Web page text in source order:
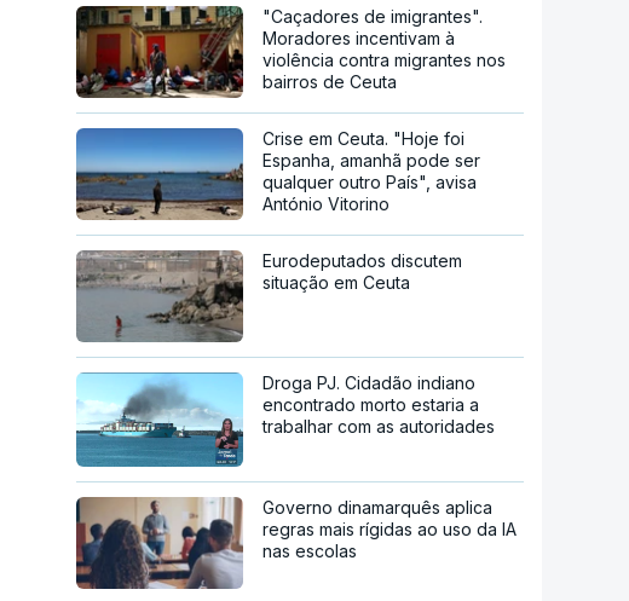
"Caçadores de imigrantes".
Moradores incentivam à
violência contra migrantes nos
bairros de Ceuta
Crise em Ceuta. "Hoje foi
Espanha, amanhã pode ser
qualquer outro País", avisa
António Vitorino
Eurodeputados discutem
situação em Ceuta
Droga PJ. Cidadão indiano
encontrado morto estaria a
trabalhar com as autoridades
Governo dinamarquês aplica
regras mais rígidas ao uso da IA
nas escolas